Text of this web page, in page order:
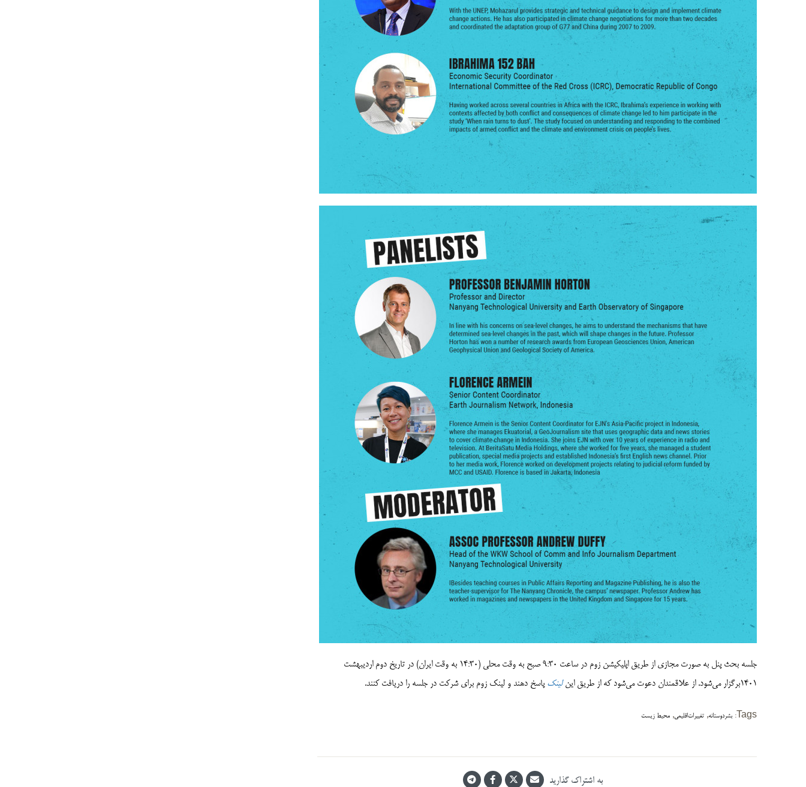
جلسه بحث پنل به صورت مجازی از طریق اپلیکیشن زوم در ساعت 9:30 صبح به وقت محلی (14:30 به وقت ایران) در تاریخ دوم اردیبهشت
1401برگزار می‌­شود. از علاقمندان دعوت می‌­شود که از طریق این
لینک پاسخ دهند و لینک زوم برای شرکت در جلسه را دریافت کنند.
Tags: بشردوستانه, تغییرات‌اقلیمی, محیط زیست
به اشتراک گذارید